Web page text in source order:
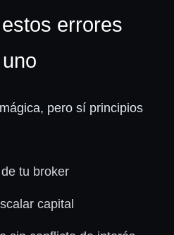
errores
pero sí principios
tu broker
capital